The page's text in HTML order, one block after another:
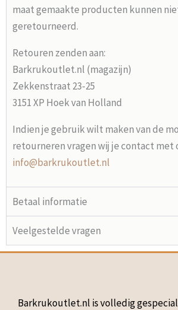
maat gemaakte producten kunnen
geretourneerd.
Retouren zenden aan:
Barkrukoutlet.nl (magazijn)
Zekkenstraat 23-25
3151 XP Hoek van Holland
Indien je gebruik wilt maken van de
retourneren vragen wij je contact met
info@barkrukoutlet.nl
Betaal informatie
Veelgestelde vragen
Barkrukoutlet.nl is volledig